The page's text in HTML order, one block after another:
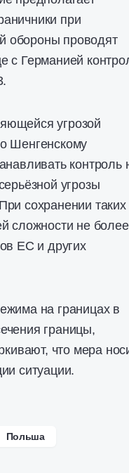
при
обороны проводят
с Германией
угрозой
Шенгенскому
контроль
угрозы
сохранении таких
сложности не более
ЕС и других
на границах в
границы,
что мера
ситуации.
Польша